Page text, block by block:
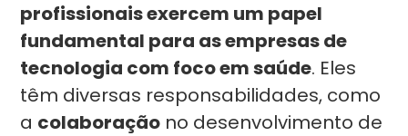
profissionais exercem um papel
fundamental para as empresas de
tecnologia com foco em saúde. Eles
têm diversas responsabilidades, como
a colaboração no desenvolvimento de